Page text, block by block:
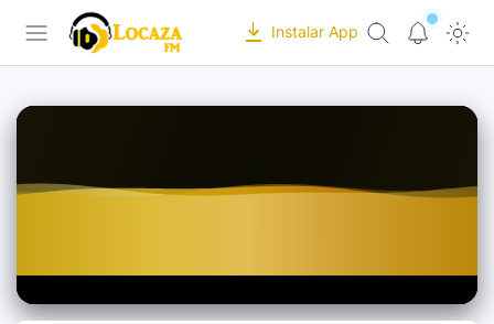
Recursos Online
Instalar App